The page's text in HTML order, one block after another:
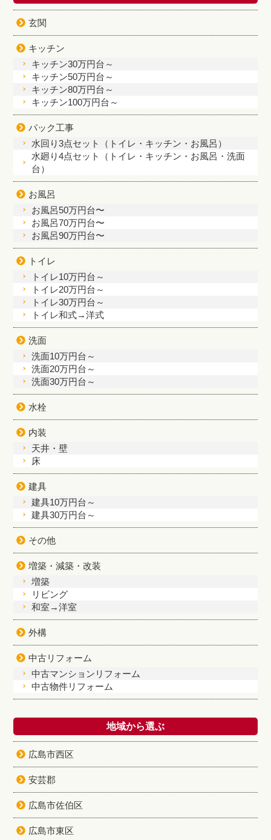
玄関
キッチン
キッチン30万円台～
キッチン50万円台～
キッチン80万円台～
キッチン100万円台～
パック工事
水回り3点セット（トイレ・キッチン・お風呂）
水廻り4点セット（トイレ・キッチン・お風呂・洗面
台）
お風呂
お風呂50万円台〜
お風呂70万円台〜
お風呂90万円台〜
トイレ
トイレ10万円台～
トイレ20万円台～
トイレ30万円台～
トイレ和式→洋式
洗面
洗面10万円台～
洗面20万円台～
洗面30万円台～
水栓
内装
天井・壁
床
建具
建具10万円台～
建具30万円台～
その他
増築・減築・改装
増築
リビング
和室→洋室
外構
中古リフォーム
中古マンションリフォーム
中古物件リフォーム
地域から選ぶ
広島市西区
安芸郡
広島市佐伯区
広島市東区